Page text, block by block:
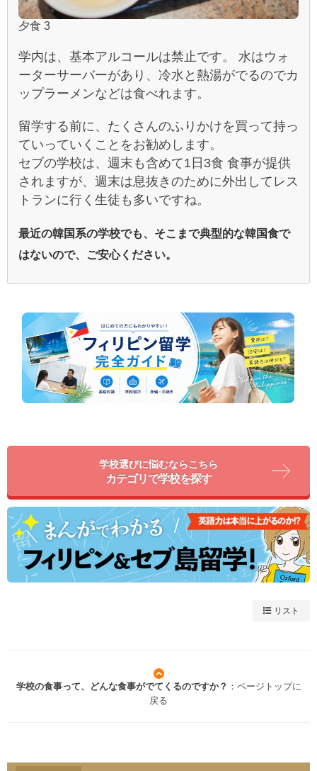
夕食 3
学内は、基本アルコールは禁止です。 水はウォ
ーターサーバーがあり、冷水と熱湯がでるのでカ
ップラーメンなどは食べれます。
留学する前に、たくさんのふりかけを買って持っ
ていっていくことをお勧めします。
セブの学校は、週末も含めて1日3食 食事が提供
されますが、週末は息抜きのために外出してレス
トランに行く生徒も多いですね。
最近の韓国系の学校でも、そこまで典型的な韓国食で
はないので、ご安心ください。
学校選びに悩むならこちら
カテゴリで学校を探す
リスト
学校の食事って、どんな食事がでてくるのですか？ ：ページトップに
戻る